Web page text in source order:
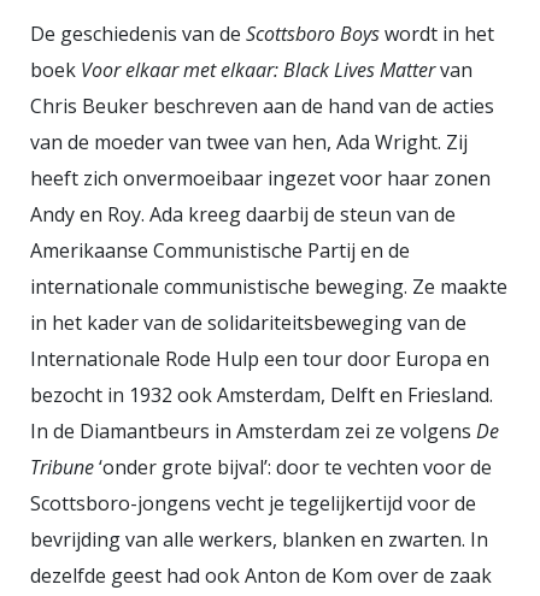
die, geboren tussen 1937-1952,
opgroeiden in een communistisch
nest in de slagschaduw van de
Tweede Wereldoorlog en de Koude
Oorlog. De auteur maakt duidelijk
in welke emotionele achtbaan
communisten en hun naasten
gevangen zaten, nadat ze eerst
hun vervolging tijdens de Tweede
Wereldoorlog hadden overleefd,
zich daarna vanwege hun
consequent verzet mochten
verheugen in grote populariteit,
die echter binnen drie jaar
omsloeg in afkeer en
De geschiedenis van de Scottsboro Boyswordt in het
boek Voor elkaar met elkaar: Black Lives Mattervan
Chris Beuker beschreven aan de hand van de acties
van de moeder van twee van hen, Ada Wright. Zij
heeft zich onvermoeibaar ingezet voor haar zonen
Andy en Roy. Ada kreeg daarbij de steun van de
Amerikaanse Communistische Partij en de
internationale communistische beweging. Ze maakte
in het kader van de solidariteitsbeweging van de
Internationale Rode Hulp een tour door Europa en
bezocht in 1932 ook Amsterdam, Delft en Friesland.
In de Diamantbeurs in Amsterdam zei ze volgens De
Tribune‘onder grote bijval’: door te vechten voor de
Scottsboro-jongens vecht je tegelijkertijd voor de
bevrijding van alle werkers, blanken en zwarten. In
dezelfde geest had ook Anton de Kom over de zaak